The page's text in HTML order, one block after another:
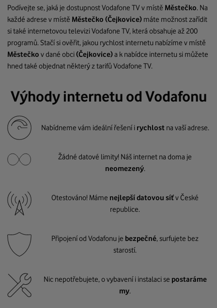
Podívejte se, jaká je dostupnost Vodafone TV v místě Městečko. Na
každé adrese v místě Městečko (Čejkovice) máte možnost zařídit
si také internetovou televizi Vodafone TV, která obsahuje až 200
programů. Stačí si ověřit, jakou rychlost internetu nabízíme v místě
Městečko v dané obci(Čejkovice)a k nabídce internetu si můžete
hned také objednat některý z tarifů Vodafone TV.
Výhody internetu od Vodafonu
Nabídneme vám ideální řešení i rychlost na vaší adrese.
Žádné datové limity! Náš internet na doma je
neomezený.
Otestováno! Máme nejlepší datovou síťv České
republice.
Připojení od Vodafonu je bezpečné, surfujete bez
starostí.
Nic nepotřebujete, o vybavení i instalaci se postaráme
my.